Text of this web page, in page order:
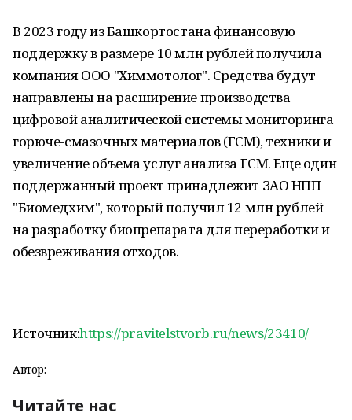
В 2023 году из Башкортостана финансовую
поддержку в размере 10 млн рублей получила
компания ООО "Химмотолог". Средства будут
направлены на расширение производства
цифровой аналитической системы мониторинга
горюче-смазочных материалов (ГСМ), техники и
увеличение объема услуг анализа ГСМ. Еще один
поддержанный проект принадлежит ЗАО НПП
"Биомедхим", который получил 12 млн рублей
на разработку биопрепарата для переработки и
обезвреживания отходов.
Источник:https://pravitelstvorb.ru/news/23410/
Автор:
Читайте нас